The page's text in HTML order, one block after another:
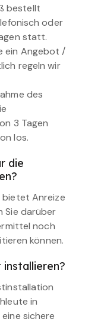
bestellt
oder
statt.
ein Angebot /
regeln wir
des
3 Tagen
los.
die
bietet Anreize
Sie darüber
noch
können.
installieren?
in
sichere